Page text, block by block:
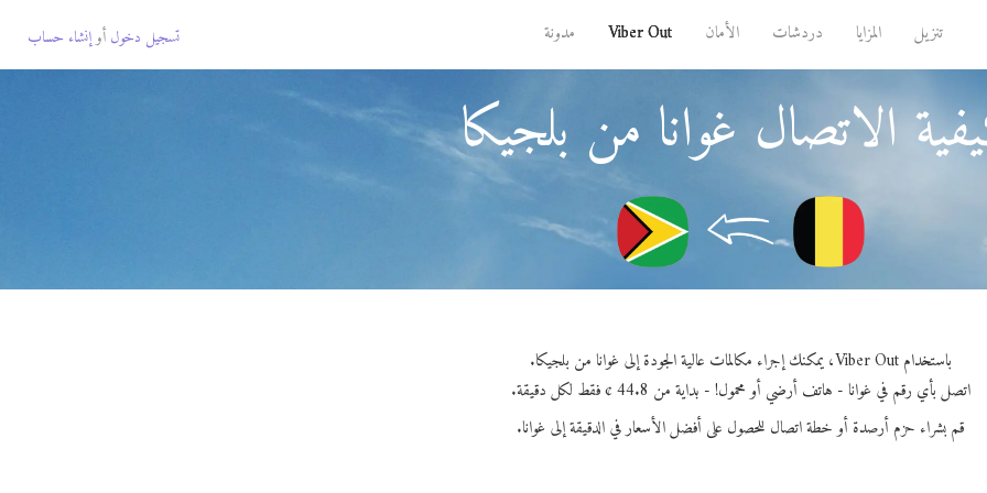
تنزيل المزايا دردشات الأمان Viber Out مدونة تسجيل دخول أوإنشاء حساب
الاتصال غوانا من بلجيكا
باستخدام Viber Out، يمكنك إجراء مكالمات عالية الجودة إلى غوانا من بلجيكا.
اتصل بأي رقم في غوانا - هاتف أرضي أو محمول! - بداية من 44.8 ¢ فقط لكل دقيقة.
قم بشراء حزم أرصدة أو خطة اتصال للحصول على أفضل الأسعار في الدقيقة إلى غوانا.